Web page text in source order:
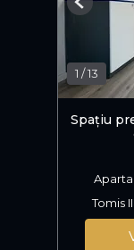
1 /13
Previous
Spațiu
Tomis